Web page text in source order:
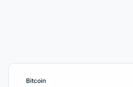
Bitcoin